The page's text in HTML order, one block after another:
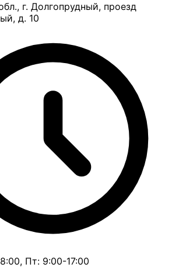
г. Долгопрудный, проезд
д. 10
Пт: 9:00-17:00